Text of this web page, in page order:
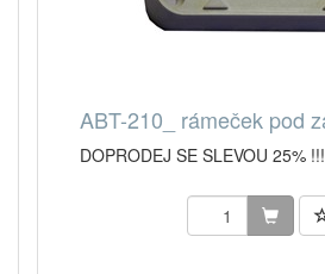
ABT-210_ rámeček pod
DOPRODEJ SE